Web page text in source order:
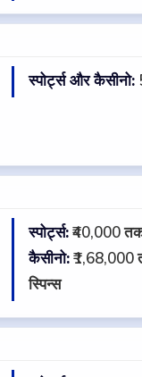
स्पोर्ट्स और कैसीनो:
स्पोर्ट्स:₹40,000
कैसीनो:
स्पिन्स